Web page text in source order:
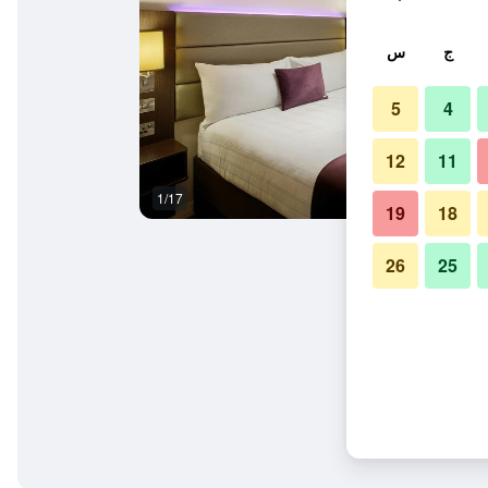
1/17
ج س
4
5
11
12
18
19
25
26